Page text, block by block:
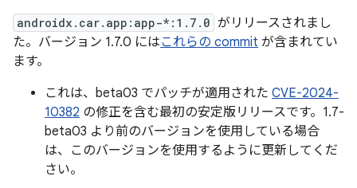
androidx.car.app:app-*:1.7.0 がリリースされまし
た。バージョン 1.7.0 にはこれらの commit が含まれてい
ます。
これは、beta03 でパッチが適用された CVE-2024-
10382 の修正を含む最初の安定版リリースです。1.7-
beta03 より前のバージョンを使用している場合
は、このバージョンを使用するように更新してくだ
さい。